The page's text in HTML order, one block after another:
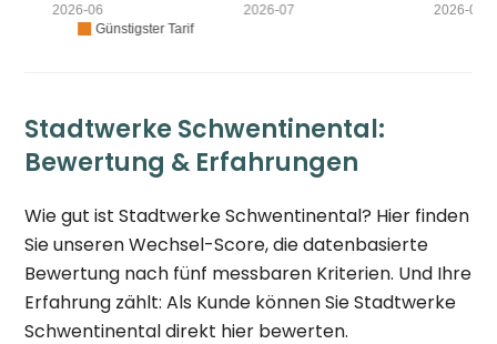
Stadtwerke Schwentinental:
Bewertung & Erfahrungen
Wie gut ist Stadtwerke Schwentinental? Hier finden
Sie unseren Wechsel-Score, die datenbasierte
Bewertung nach fünf messbaren Kriterien. Und Ihre
Erfahrung zählt: Als Kunde können Sie Stadtwerke
Schwentinental direkt hier bewerten.